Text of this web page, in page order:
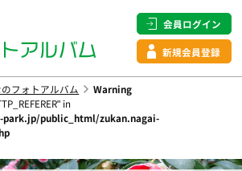
会員ログイン
新規会員登録
フォトアルバム
Warning
in
public_html/zukan.nagai-